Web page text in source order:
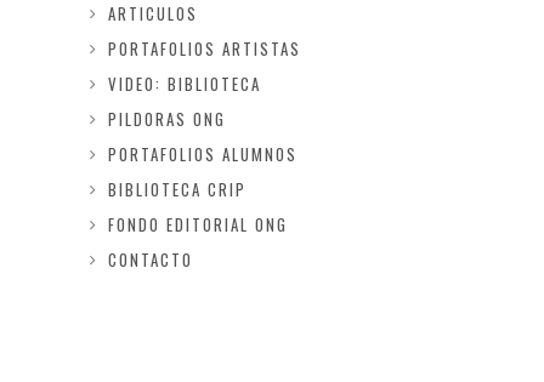
ARTICULOS
PORTAFOLIOS ARTISTAS
VIDEO: BIBLIOTECA
PILDORAS ONG
PORTAFOLIOS ALUMNOS
BIBLIOTECA CRIP
FONDO EDITORIAL ONG
CONTACTO